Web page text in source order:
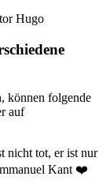
Hugo
können folgende
auf
nicht tot, er ist nur
Kant ❤️